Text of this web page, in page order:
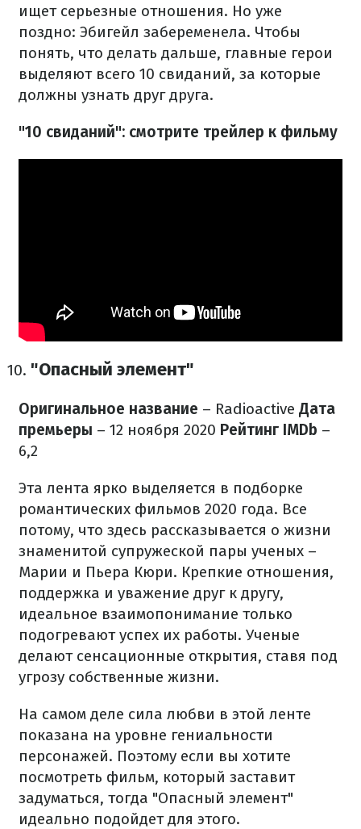
ищет серьезные отношения. Но уже
поздно: Эбигейл забеременела. Чтобы
понять, что делать дальше, главные герои
выделяют всего 10 свиданий, за которые
должны узнать друг друга.
"10 свиданий": смотрите трейлер к фильму
"Опасный элемент"
Оригинальное название – Radioactive Дата
премьеры – 12 ноября 2020 Рейтинг IMDb –
6,2
Эта лента ярко выделяется в подборке
романтических фильмов 2020 года. Все
потому, что здесь рассказывается о жизни
знаменитой супружеской пары ученых –
Марии и Пьера Кюри. Крепкие отношения,
поддержка и уважение друг к другу,
идеальное взаимопонимание только
подогревают успех их работы. Ученые
делают сенсационные открытия, ставя под
угрозу собственные жизни.
На самом деле сила любви в этой ленте
показана на уровне гениальности
персонажей. Поэтому если вы хотите
посмотреть фильм, который заставит
задуматься, тогда "Опасный элемент"
идеально подойдет для этого.